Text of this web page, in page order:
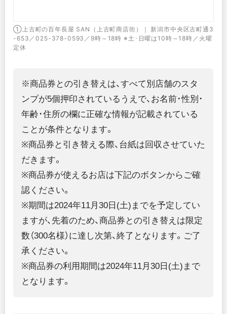
①上古町の百年長屋 SAN（上古町商店街）｜ 新潟市中央区古町通3
-653／025-378-0593／9時～18時 ※土･日曜は10時～18時／火曜
定休
※商品券との引き替えは、すべて別店舗のスタ
ンプが5個押印されているうえで、お名前･性別･
年齢･住所の欄に正確な情報が記載されている
ことが条件となります。
※商品券と引き替える際、台紙は回収させていた
だきます。
※商品券が使えるお店は下記のボタンからご確
認ください。
※期間は2024年11月30日(土)までを予定してい
ますが、先着のため、商品券との引き替えは限定
数（300名様）に達し次第、終了となります。ご了
承ください。
※商品券の利用期間は2024年11月30日(土)まで
となります。